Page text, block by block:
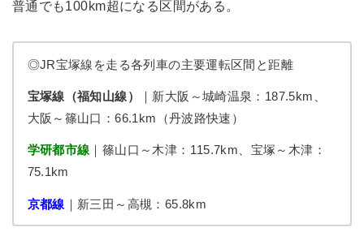
普通でも100km超になる区間がある。
◎JR宝塚線を走る各列車の主要運転区間と距離
宝塚線（福知山線）
｜新大阪～城崎温泉：187.5km、
大阪～篠山口：66.1km（丹波路快速）
学研都市線 ｜篠山口～木津：115.7km、宝塚～木津：
75.1km
京都線 ｜新三田～高槻：65.8km